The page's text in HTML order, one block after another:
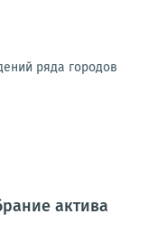
ряда городов
актива